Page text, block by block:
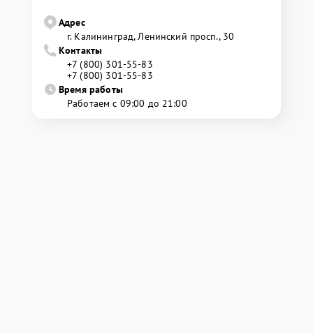
Адрес
г. Калининград, Ленинский просп., 30
Контакты
+7 (800) 301-55-83
+7 (800) 301-55-83
Время работы
Работаем с 09:00 до 21:00